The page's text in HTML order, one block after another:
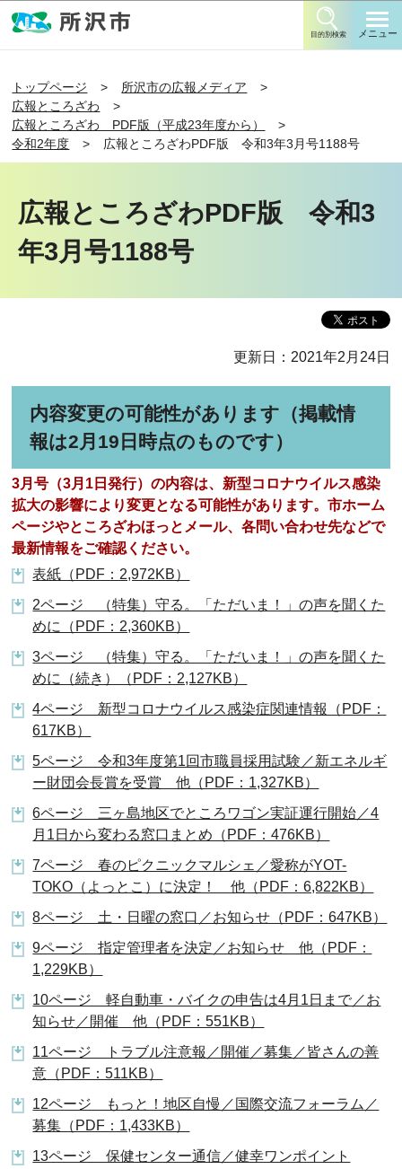
目的別検索 メニュー
トップページ
所沢市の広報メディア
広報ところざわ
広報ところざわ PDF版（平成23年度から）
令和2年度
広報ところざわPDF版 令和3年3月号1188号
広報ところざわPDF版 令和3
年3月号1188号
更新日：2021年2月24日
内容変更の可能性があります（掲載情
報は2月19日時点のものです）
3月号（3月1日発行）の内容は、新型コロナウイルス感染
拡大の影響により変更となる可能性があります。市ホーム
ページやところざわほっとメール、各問い合わせ先などで
最新情報をご確認ください。
表紙（PDF：2,972KB）
2ページ （特集）守る。「ただいま！」の声を聞くた
めに（PDF：2,360KB）
3ページ （特集）守る。「ただいま！」の声を聞くた
めに（続き）（PDF：2,127KB）
4ページ 新型コロナウイルス感染症関連情報（PDF：
617KB）
5ページ 令和3年度第1回市職員採用試験／新エネルギ
ー財団会長賞を受賞 他（PDF：1,327KB）
6ページ 三ヶ島地区でところワゴン実証運行開始／4
月1日から変わる窓口まとめ（PDF：476KB）
7ページ 春のピクニックマルシェ／愛称がYOT-
TOKO（よっとこ）に決定！ 他（PDF：6,822KB）
8ページ 土・日曜の窓口／お知らせ（PDF：647KB）
9ページ 指定管理者を決定／お知らせ 他（PDF：
1,229KB）
10ページ 軽自動車・バイクの申告は4月1日まで／お
知らせ／開催 他（PDF：551KB）
11ページ トラブル注意報／開催／募集／皆さんの善
意（PDF：511KB）
12ページ もっと！地区自慢／国際交流フォーラム／
募集（PDF：1,433KB）
13ページ 保健センター通信／健幸ワンポイント